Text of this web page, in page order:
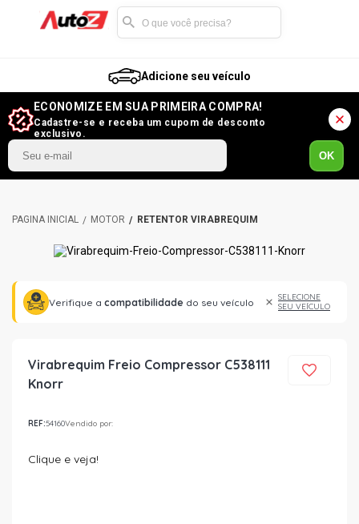
Adicione seu veículo
ECONOMIZE EM SUA PRIMEIRA COMPRA!
Cadastre-se e receba um cupom de desconto
exclusivo.
OK
MOTOR RETENTOR VIRABREQUIM
Verifique a compatibilidade do seu veículo
SELECIONE
SEU VEÍCULO
Virabrequim Freio Compressor C538111
Knorr
REF:54160Vendido por:
Clique e veja!